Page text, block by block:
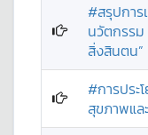
#สรุปการ
นวัตกรร
สิ่งสินตน”
#การประ
สุขภาพแล